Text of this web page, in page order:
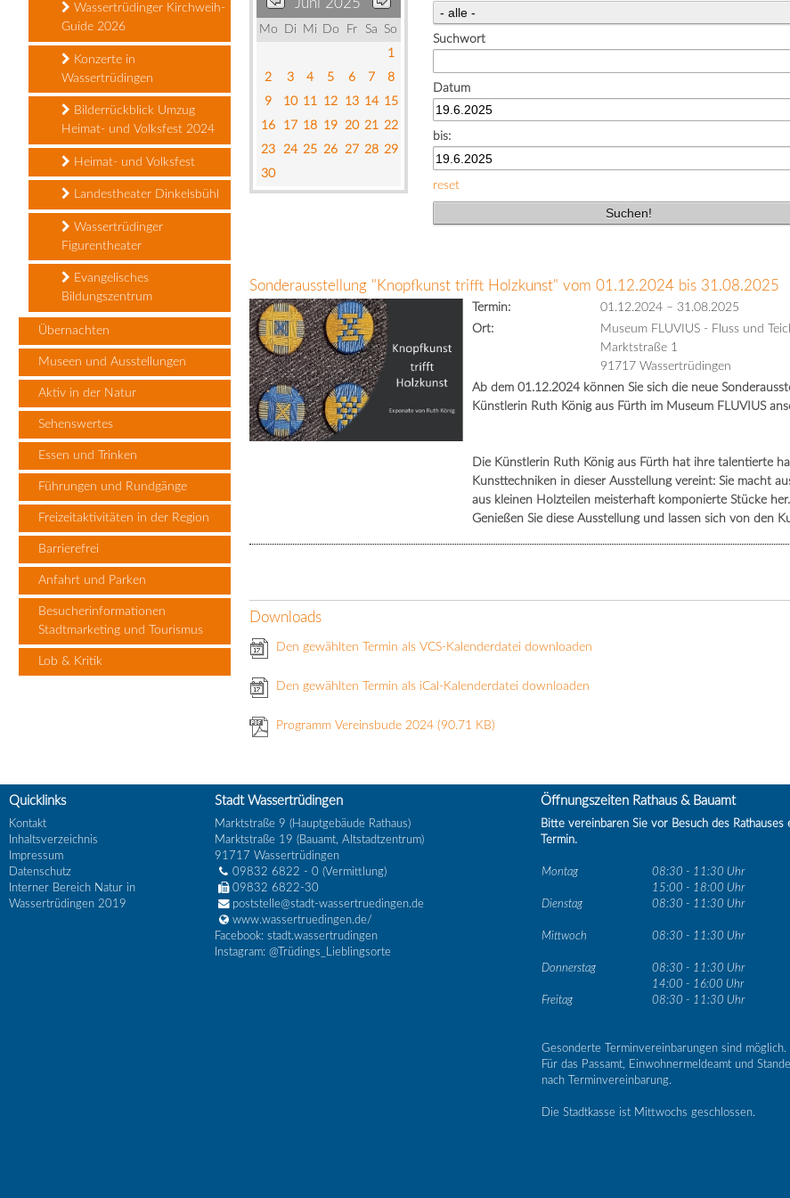
Wassertrüdinger Kirchweih-
Guide 2026
Konzerte in
Wassertrüdingen
Bilderrückblick Umzug
Heimat- und Volksfest 2024
Heimat- und Volksfest
Landestheater Dinkelsbühl
Wassertrüdinger
Figurentheater
Evangelisches
Bildungszentrum
Übernachten
Museen und Ausstellungen
Aktiv in der Natur
Sehenswertes
Essen und Trinken
Führungen und Rundgänge
Freizeitaktivitäten in der Region
Barrierefrei
Anfahrt und Parken
Besucherinformationen
Stadtmarketing und Tourismus
Lob & Kritik
Juni 2025
Mo Di Mi Do Fr Sa
So
1
2
3 4 5 6 7
8
9
10 11 12 13 14 15
16
17 18 19 20 21 22
23
24 25 26 27 28 29
30
Suchwort
Datum
bis:
reset
Sonderausstellung "Knopfkunst trifft Holzkunst" vom 01.12.2024 bis 31.08.2025
Termin: 01.12.2024– 31.08.2025
Ort:
Museum FLUVIUS - Fluss und
Marktstraße 1
91717 Wassertrüdingen
Ab dem 01.12.2024 können Sie sich die neue
Künstlerin Ruth König aus Fürth im Museum FLUVIUS
Die Künstlerin Ruth König aus Fürth hat ihre talentierte
Kunsttechniken in dieser Ausstellung vereint: Sie macht
aus kleinen Holzteilen meisterhaft komponierte Stücke her.
Genießen Sie diese Ausstellung und lassen sich von den
Downloads
Den gewählten Termin als VCS-Kalenderdatei downloaden
Den gewählten Termin als iCal-Kalenderdatei downloaden
Programm Vereinsbude 2024 (90.71 KB)
Quicklinks
Kontakt
Inhaltsverzeichnis
Impressum
Datenschutz
Interner Bereich Natur in
Wassertrüdingen 2019
Stadt Wassertrüdingen
Marktstraße 9 (Hauptgebäude Rathaus)
Marktstraße 19 (Bauamt, Altstadtzentrum)
91717 Wassertrüdingen
09832 6822 - 0 (Vermittlung)
09832 6822-30
poststelle@stadt-wassertruedingen.de
www.wassertruedingen.de/
Facebook: stadt.wassertrudingen
Instagram: @Trüdings_Lieblingsorte
Öffnungszeiten Rathaus & Bauamt
Bitte vereinbaren Sie vor Besuch des Rathauses
Termin.
Montag
08:30 - 11:30 Uhr
15:00 - 18:00 Uhr
Dienstag
08:30 - 11:30 Uhr
Mittwoch 08:30 - 11:30 Uhr
Donnerstag
08:30 - 11:30 Uhr
14:00 - 16:00 Uhr
Freitag
08:30 - 11:30 Uhr
Gesonderte Terminvereinbarungen sind möglich.
Für das Passamt, Einwohnermeldeamt und
nach Terminvereinbarung.
Die Stadtkasse ist Mittwochs geschlossen.